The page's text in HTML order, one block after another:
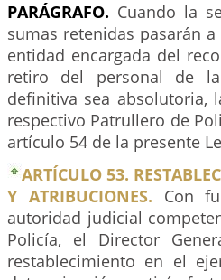
PARÁGRAFO. Cuando la
sumas retenidas pasarán
entidad encargada del
retiro del personal de
definitiva sea absolutoria,
respectivo Patrullero de
artículo 54 de la presente
ARTÍCULO 53.
Y ATRIBUCIONES. Con
autoridad judicial
Policía, el Director
restablecimiento en el